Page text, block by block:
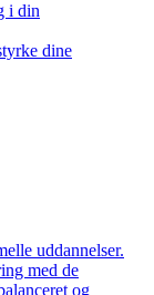
i din
dine
uddannelser.
med de
og